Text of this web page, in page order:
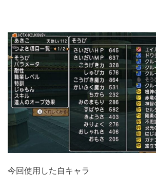
今回使用した自キャラ